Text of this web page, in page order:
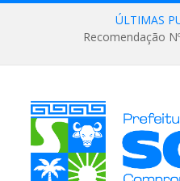
ÚLTIMAS
Recomendação